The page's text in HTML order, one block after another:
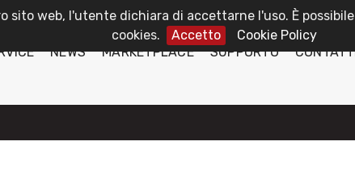
web, l'utente dichiara di accettarne l'uso. È
cookies.
Accetto
Cookie Policy
NEWS MARKETPLACE SUPPORTO